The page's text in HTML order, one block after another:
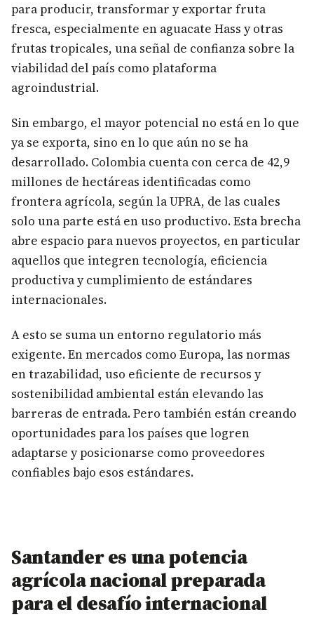
para producir, transformar y exportar fruta
fresca, especialmente en aguacate Hass y otras
frutas tropicales, una señal de confianza sobre la
viabilidad del país como plataforma
agroindustrial.
Sin embargo, el mayor potencial no está en lo que
ya se exporta, sino en lo que aún no se ha
desarrollado. Colombia cuenta con cerca de 42,9
millones de hectáreas identificadas como
frontera agrícola, según la UPRA, de las cuales
solo una parte está en uso productivo. Esta brecha
abre espacio para nuevos proyectos, en particular
aquellos que integren tecnología, eficiencia
productiva y cumplimiento de estándares
internacionales.
A esto se suma un entorno regulatorio más
exigente. En mercados como Europa, las normas
en trazabilidad, uso eficiente de recursos y
sostenibilidad ambiental están elevando las
barreras de entrada. Pero también están creando
oportunidades para los países que logren
adaptarse y posicionarse como proveedores
confiables bajo esos estándares.
Santander es una potencia
agrícola nacional preparada
para el desafío internacional